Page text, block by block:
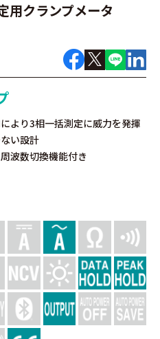
用クランプメータ
より3相一括測定に威力を発揮
い設計
波数切換機能付き